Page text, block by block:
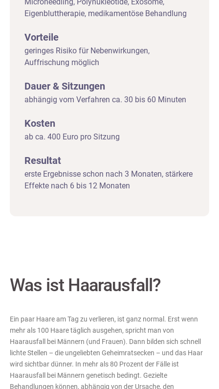
Eigenbluttherapie, medikamentöse Behandlung
Vorteile
geringes Risiko für Nebenwirkungen,
Auffrischung möglich
Dauer & Sitzungen
abhängig vom Verfahren ca. 30 bis 60 Minuten
Kosten
ab ca. 400 Euro pro Sitzung
Resultat
erste Ergebnisse schon nach 3 Monaten, stärkere
Effekte nach 6 bis 12 Monaten
Was ist Haarausfall?
Ein paar Haare am Tag zu verlieren, ist ganz normal. Erst wenn
mehr als 100 Haare täglich ausgehen, spricht man von
Haarausfall bei Männern (und Frauen). Dann bilden sich schnell
lichte Stellen – die ungeliebten Geheimratsecken – und das Haar
wird sichtbar dünner. In mehr als 80 Prozent der Fälle ist
Haarausfall bei Männern genetisch bedingt. Gezielte
Behandlungen können, abhängig von der Ursache, den